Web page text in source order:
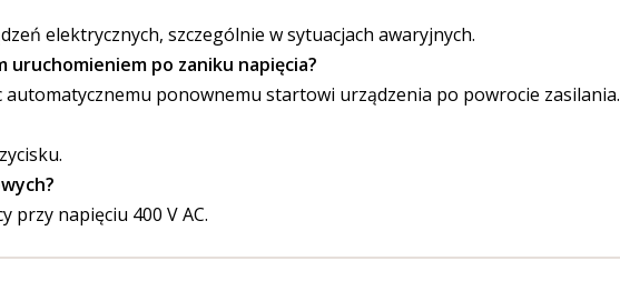
elektrycznych, szczególnie w sytuacjach awaryjnych.
uruchomieniem po zaniku napięcia?
ponownemu startowi urządzenia po powrocie zasilania.
przy napięciu 400 V AC.